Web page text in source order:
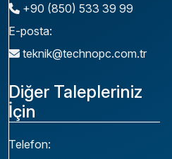
+90 (850) 533 39 99
E-posta:
teknik@technopc.com.tr
Diğer Talepleriniz
İçin
Telefon: